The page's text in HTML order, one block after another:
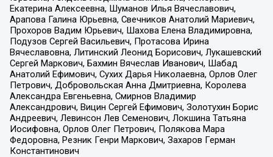
Екатерина Алексеевна, Шуманов Илья Вячеславович,
Арапова Галина Юрьевна, Свечников Анатолий Мариевич,
Прохоров Вадим Юрьевич, Шахова Елена Владимировна,
Подузов Сергей Васильевич, Протасова Ирина
Вячеславовна, Литинский Леонид Борисович, Лукашевский
Сергей Маркович, Бахмин Вячеслав Иванович, Шабад
Анатолий Ефимович, Сухих Дарья Николаевна, Орлов Олег
Петрович, Добровольская Анна Дмитриевна, Королева
Александра Евгеньевна, Смирнов Владимир
Александрович, Вицин Сергей Ефимович, Золотухин Борис
Андреевич, Левинсон Лев Семенович, Локшина Татьяна
Иосифовна, Орлов Олег Петрович, Полякова Мара
Федоровна, Резник Генри Маркович, Захаров Герман
Константинович